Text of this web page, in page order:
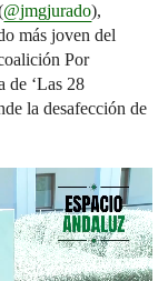
@jmgjurado),
más joven del
Por
de ‘Las 28
la desafección de